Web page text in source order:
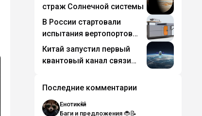
страж Солнечной системы
В России стартовали
испытания вертопортов
для грузовых дронов
Китай запустил первый
квантовый канал связи
Последние комментарии
Енотик🦝
Баги и предложения 🐞📝